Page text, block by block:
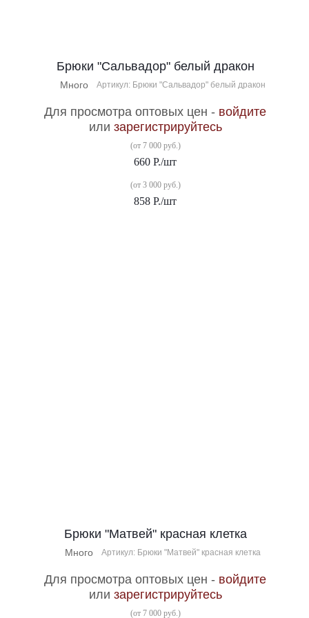
Брюки "Сальвадор" белый дракон
Много Артикул: Брюки "Сальвадор" белый дракон
Для просмотра оптовых цен - войдите
или зарегистрируйтесь
(от 7 000 руб.)
660 Р./шт
(от 3 000 руб.)
858 Р./шт
Брюки "Матвей" красная клетка
Много Артикул: Брюки "Матвей" красная клетка
Для просмотра оптовых цен - войдите
или зарегистрируйтесь
(от 7 000 руб.)